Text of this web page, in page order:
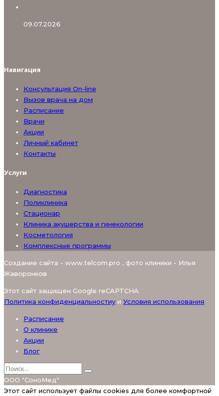
09.07.2026
Навигация
Консультация On-line
Вызов врача на дом
Расписание
Врачи
Акции
Личный кабинет
Контакты
Услуги
Диагностика
Поликлиника
Стационар
Клиника акушерства и гинекологии
Косметология
Комплексные программы
Создание сайта - www.telcom.pro , фото клиники - Илья
Жаворонков
Этот сайт защищен Google reCAPTCHA
Политика конфиденциальностиy и Условия использования
Расписание
О клинике
Акции
Блог
ООО "СоноМед"
Этот сайт использует файлы cookies для более комфортной